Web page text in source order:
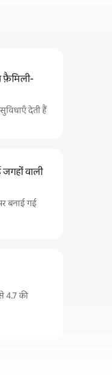
फ़ैमिली-
देती हैं
वाली
बनाई गई
4.7 की